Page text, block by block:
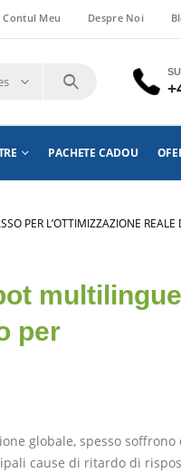
Contul Meu Despre Noi
PACHETE CADOU
PER L’OTTIMIZZAZIONE REALE
per
globale, spesso soffrono
cause di ritardo di